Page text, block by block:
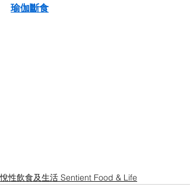
瑜伽斷食
悅性飲食及生活 Sentient Food & Life